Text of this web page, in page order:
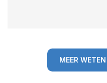
MEER WETEN